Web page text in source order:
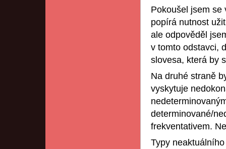
Pokoušel jsem se
popírá nutnost
ale odpověděl
v tomto odstavci,
slovesa, která by
Na druhé straně
vyskytuje
determinované/
frekventativem.
Typy